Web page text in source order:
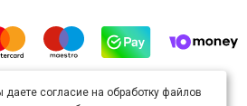
доступно полицензии Creative
даете согласие на обработку файлов